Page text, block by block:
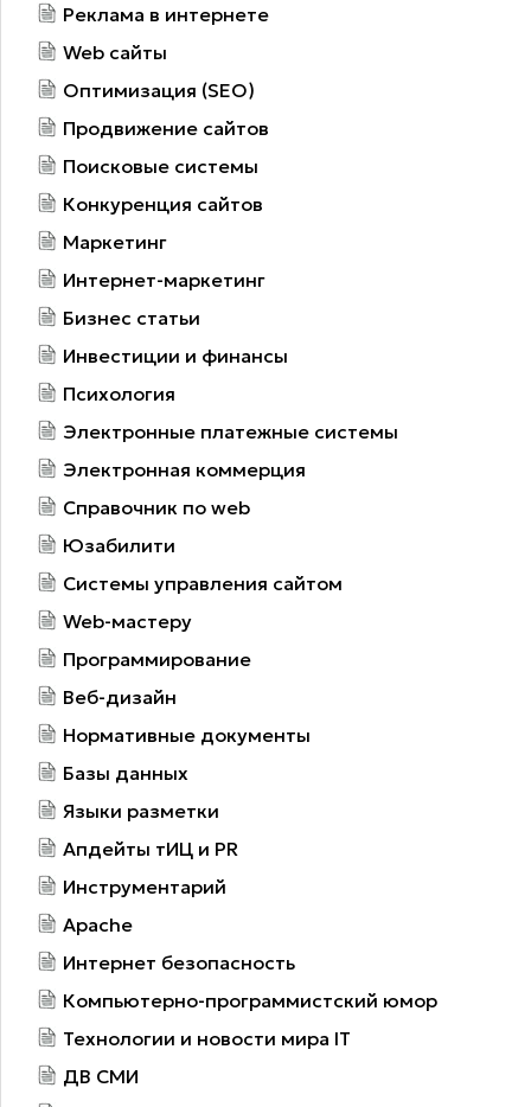
Реклама в интернете
Web сайты
Оптимизация (SEO)
Продвижение сайтов
Поисковые системы
Конкуренция сайтов
Маркетинг
Интернет-маркетинг
Бизнес статьи
Инвестиции и финансы
Психология
Электронные платежные системы
Электронная коммерция
Справочник по web
Юзабилити
Системы управления сайтом
Web-мастеру
Программирование
Веб-дизайн
Нормативные документы
Базы данных
Языки разметки
Апдейты тИЦ и PR
Инструментарий
Apache
Интернет безопасность
Компьютерно-программистский юмор
Технологии и новости мира IT
ДВ СМИ